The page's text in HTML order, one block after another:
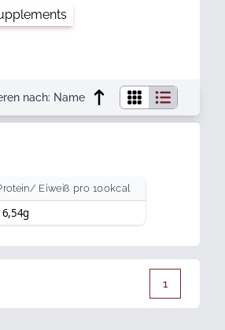
nach: Name
Eiweiß pro 100kcal
1